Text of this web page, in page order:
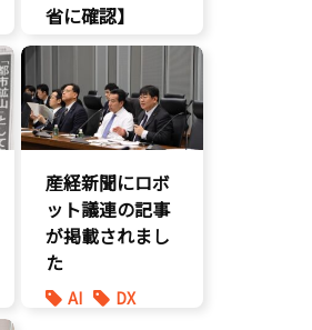
省に確認】
DX
産経新聞にロボ
ット議連の記事
が掲載されまし
た
AI
DX